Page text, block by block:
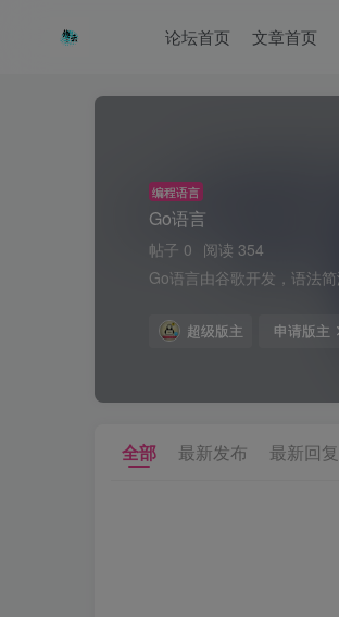
论坛首页 文章首页
编程语言
Go语言
帖子 0 阅读 354
Go语言由谷歌开发，语法
超级版主 申请版主
全部 最新发布 最新回复